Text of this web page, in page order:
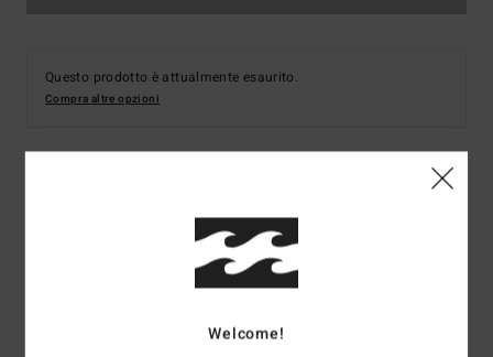
Questo prodotto è attualmente esaurito.
Compra altre opzioni
Rash vest a maniche corte Viola Donna
Codice colore
Welcome!